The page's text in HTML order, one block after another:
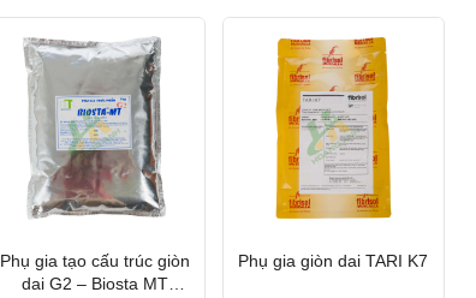
Phụ gia tạo cấu trúc giòn
dai G2 – Biosta MT
Phụ gia giòn dai TARI K7